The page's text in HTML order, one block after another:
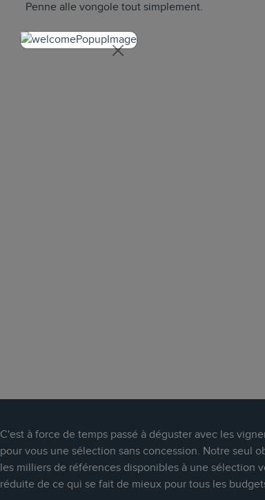
Penne alle vongole tout simplement.
C'est à force de temps passé à déguster avec les
pour vous une sélection sans concession. Notre seul
les milliers de références disponibles à une sélection
réduite de ce qui se fait de mieux pour tous les